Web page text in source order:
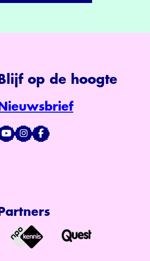
Blijf op de hoogte
Nieuwsbrief
Partners